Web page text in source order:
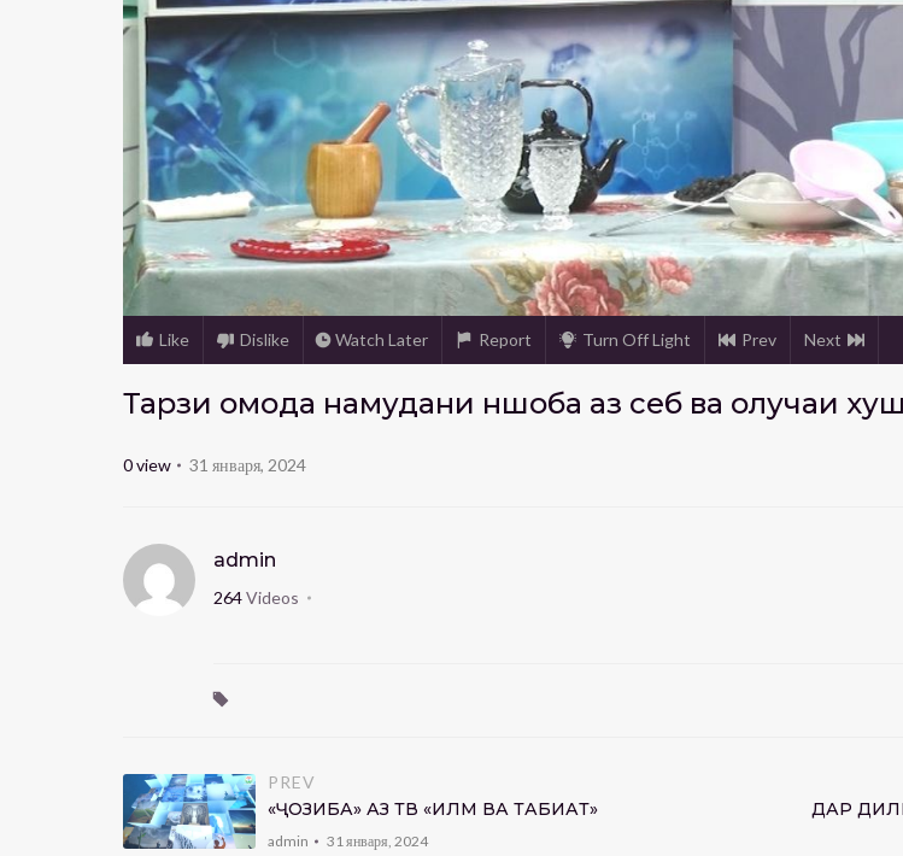
Like Dislike Watch Later Report Turn Off Light Prev Next
Тарзи омода намудани нӯшоба аз себ ва олучаи
0view 31 января, 2024
admin
264Videos
PREV
«ҶОЗИБА» АЗ ТВ «ИЛМ ВА ТАБИАТ»
admin 31 января, 2024
ДАР ДИЛИ